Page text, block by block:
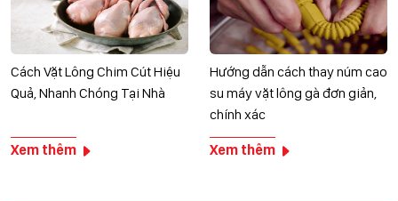
Cách Vặt Lông Chim Cút Hiệu
Quả, Nhanh Chóng Tại Nhà
Xem thêm
Hướng dẫn cách thay núm cao
su máy vặt lông gà đơn giản,
chính xác
Xem thêm